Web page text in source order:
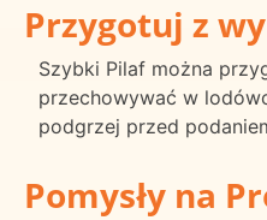
Przygotuj z
Szybki Pilaf można
przechowywać w
podgrzej przed
Pomysły na